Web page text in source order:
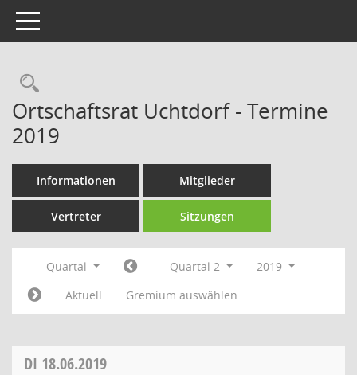
Toggle navigation
Rechercheauswahl
Ortschaftsrat Uchtdorf - Termine
2019
Informationen Mitglieder
Vertreter Sitzungen
Quartal Quartal 2
2019
Aktuell
Gremium auswählen
DI 18.06.2019